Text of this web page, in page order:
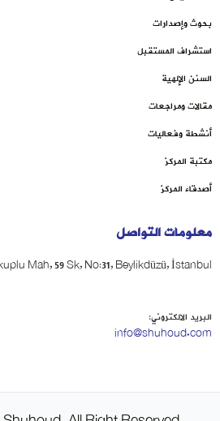
بحوث وإصدارات
استشراف المستقبل
السنن الإلهية
مقالات ومراجعات
أنشطة وفعاليات
مكتبة المركز
أصدقاء المركز
معلومات التواصل
Mah, 59 Sk, No:31, Beylikdüzü, İstanbul
البريد الالكتروني:
info@shuhoud.com